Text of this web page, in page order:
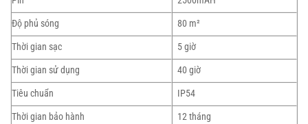
Độ phủ sóng
80 m²
Thời gian sạc
5 giờ
Thời gian sử dụng
40 giờ
Tiêu chuẩn
IP54
Thời gian bảo hành
12 tháng